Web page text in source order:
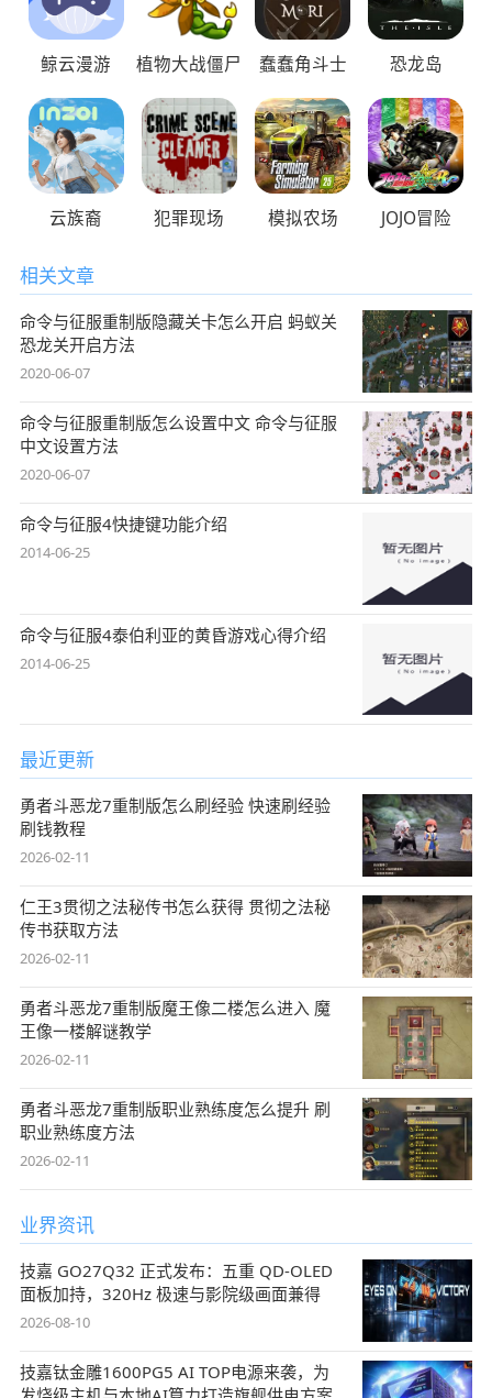
鲸云漫游 植物大战僵尸 蠢蠢角斗士 恐龙岛
云族裔 犯罪现场 模拟农场 JOJO冒险
相关文章
命令与征服重制版隐藏关卡怎么开启 蚂蚁关
恐龙关开启方法
2020-06-07
命令与征服重制版怎么设置中文 命令与征服
中文设置方法
2020-06-07
命令与征服4快捷键功能介绍
2014-06-25
命令与征服4泰伯利亚的黄昏游戏心得介绍
2014-06-25
最近更新
勇者斗恶龙7重制版怎么刷经验 快速刷经验
刷钱教程
2026-02-11
仁王3贯彻之法秘传书怎么获得 贯彻之法秘
传书获取方法
2026-02-11
勇者斗恶龙7重制版魔王像二楼怎么进入 魔
王像一楼解谜教学
2026-02-11
勇者斗恶龙7重制版职业熟练度怎么提升 刷
职业熟练度方法
2026-02-11
业界资讯
技嘉 GO27Q32 正式发布：五重 QD-OLED
面板加持，320Hz 极速与影院级画面兼得
2026-08-10
技嘉钛金雕1600PG5 AI TOP电源来袭，为